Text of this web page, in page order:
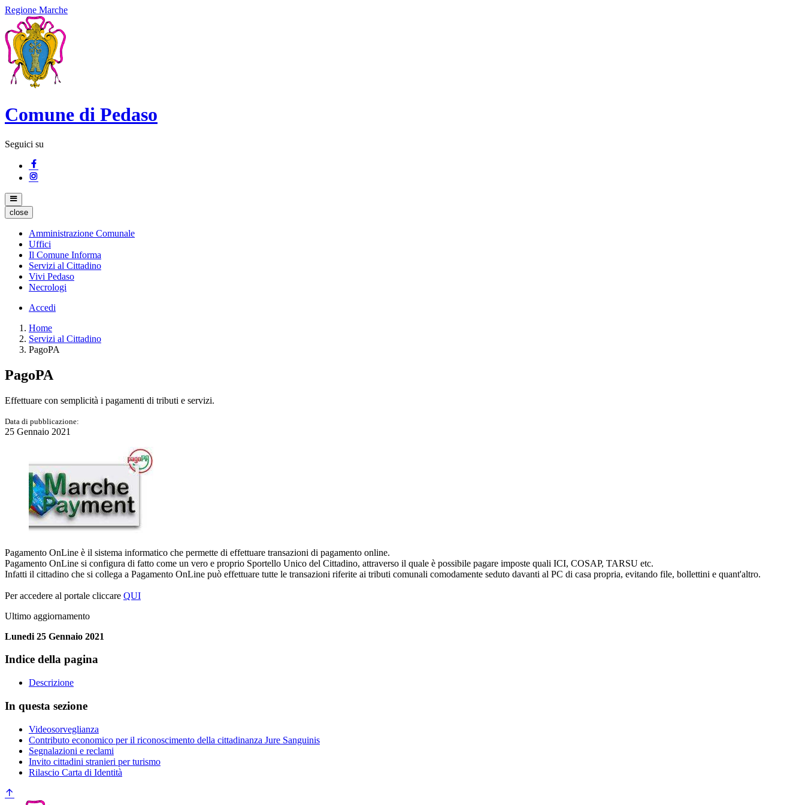
Regione Marche
Comune di Pedaso
Seguici su
close
Amministrazione Comunale
Uffici
Il Comune Informa
Servizi al Cittadino
Vivi Pedaso
Necrologi
Accedi
Home
Servizi al Cittadino
PagoPA
PagoPA
Effettuare con semplicità i pagamenti di tributi e servizi.
Data di pubblicazione:
25 Gennaio 2021
Pagamento OnLine è il sistema informatico che permette di effettuare transazioni di pagamento online.
Pagamento OnLine si configura di fatto come un vero e proprio Sportello Unico del Cittadino, attraverso il quale è possibile pagare imposte quali ICI, COSAP, TARSU etc.
Infatti il cittadino che si collega a Pagamento OnLine può effettuare tutte le transazioni riferite ai tributi comunali comodamente seduto davanti al PC di casa propria, evitando file, bollettini e quant'altro.
Per accedere al portale cliccare QUI
Ultimo aggiornamento
Lunedi 25 Gennaio 2021
Indice della pagina
Descrizione
In questa sezione
Videosorveglianza
Contributo economico per il riconoscimento della cittadinanza Jure Sanguinis
Segnalazioni e reclami
Invito cittadini stranieri per turismo
Rilascio Carta di Identità